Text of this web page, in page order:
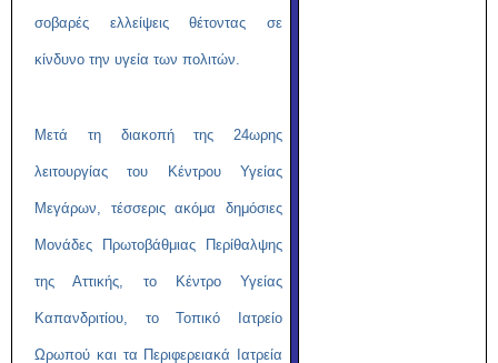
σοβαρές ελλείψεις θέτοντας σε
κίνδυνο την υγεία των πολιτών.
Μετά τη διακοπή της 24ωρης
λειτουργίας του Κέντρου Υγείας
Μεγάρων, τέσσερις ακόμα δημόσιες
Μονάδες Πρωτοβάθμιας Περίθαλψης
της Αττικής, το Κέντρο Υγείας
Καπανδριτίου, το Τοπικό Ιατρείο
Ωρωπού και τα Περιφερειακά Ιατρεία